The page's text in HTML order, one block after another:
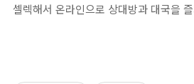
셀렉해서 온라인으로 상대방과 대국을